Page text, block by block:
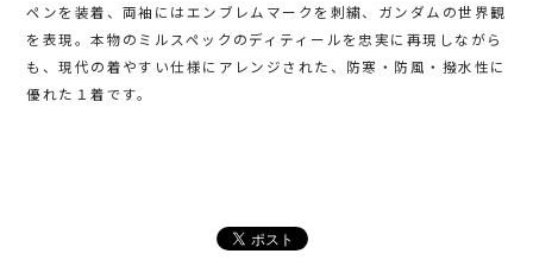
ペンを装着、両袖にはエンブレムマークを刺繍、ガンダムの世界観
を表現。本物のミルスペックのディティールを忠実に再現しながら
も、現代の着やすい仕様にアレンジされた、防寒・防風・撥水性に
優れた１着です。